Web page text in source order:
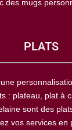
des mugs
PLATS
: plateau, plat à
sont des
vos services en